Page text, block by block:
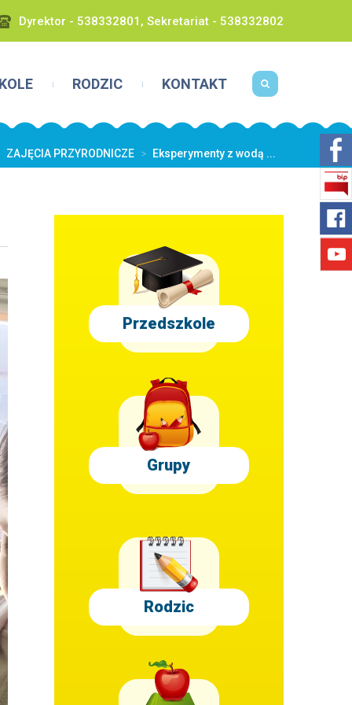
Dyrektor - 538332801, Sekretariat - 538332802
RODZIC KONTAKT
ZAJĘCIA PRZYRODNICZE > Eksperymenty z wodą ...
Przedszkole
Grupy
Rodzic